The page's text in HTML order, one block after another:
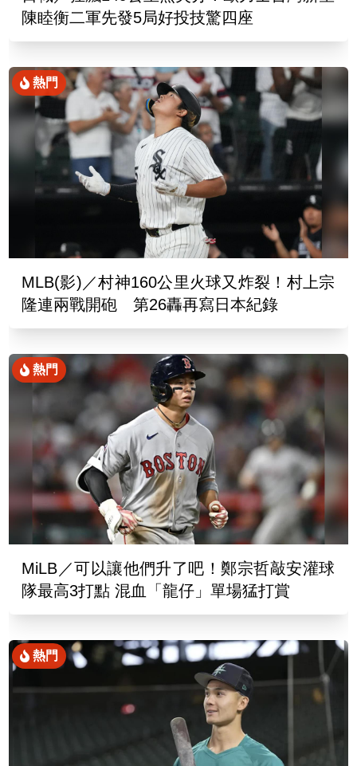
陳睦衡二軍先發5局好投技驚四座
熱門
MLB(影)／村神160公里火球又炸裂！村上宗
隆連兩戰開砲 第26轟再寫日本紀錄
熱門
MiLB／可以讓他們升了吧！鄭宗哲敲安灌球
隊最高3打點 混血「龍仔」單場猛打賞
熱門